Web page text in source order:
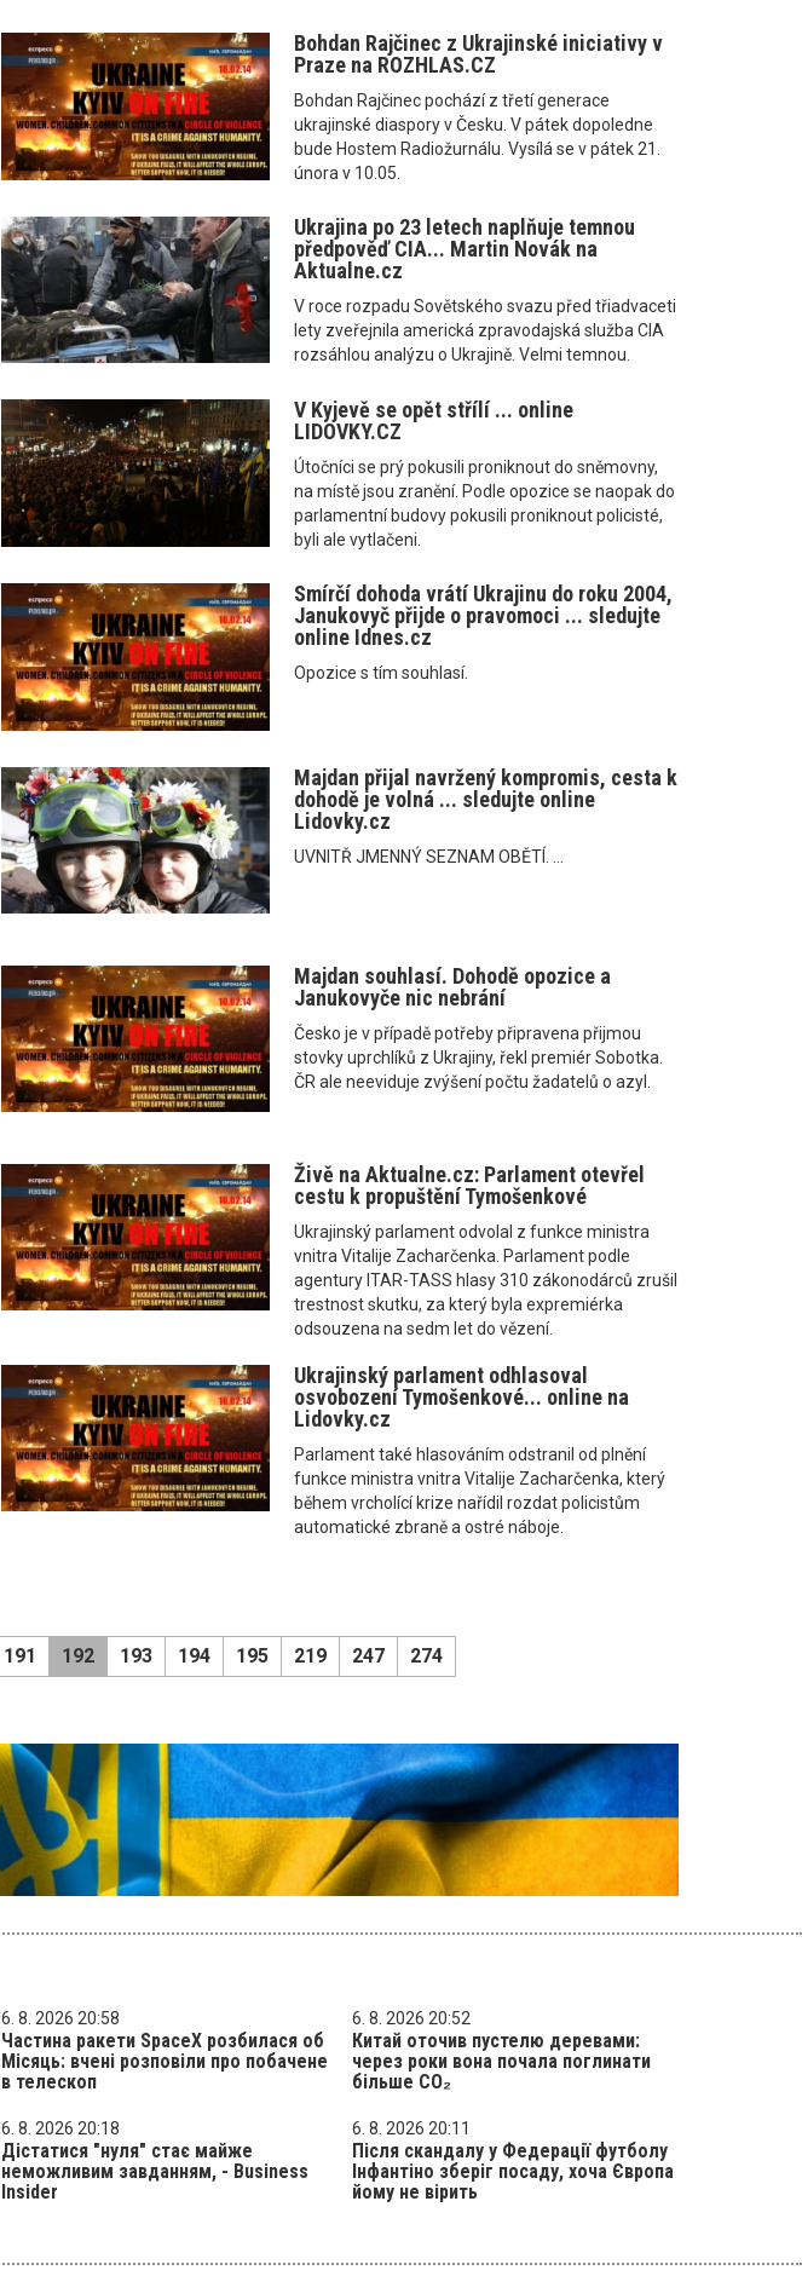
Bohdan Rajčinec z Ukrajinské iniciativy v
Praze na ROZHLAS.CZ
Bohdan Rajčinec pochází z třetí generace
ukrajinské diaspory v Česku. V pátek dopoledne
bude Hostem Radiožurnálu. Vysílá se v pátek 21.
února v 10.05.
Ukrajina po 23 letech naplňuje temnou
předpověď CIA... Martin Novák na
Aktualne.cz
V roce rozpadu Sovětského svazu před třiadvaceti
lety zveřejnila americká zpravodajská služba CIA
rozsáhlou analýzu o Ukrajině. Velmi temnou.
V Kyjevě se opět střílí ... online
LIDOVKY.CZ
Útočníci se prý pokusili proniknout do sněmovny,
na místě jsou zranění. Podle opozice se naopak do
parlamentní budovy pokusili proniknout policisté,
byli ale vytlačeni.
Smírčí dohoda vrátí Ukrajinu do roku 2004,
Janukovyč přijde o pravomoci ... sledujte
online Idnes.cz
Opozice s tím souhlasí.
Majdan přijal navržený kompromis, cesta k
dohodě je volná ... sledujte online
Lidovky.cz
UVNITŘ JMENNÝ SEZNAM OBĚTÍ. ...
Majdan souhlasí. Dohodě opozice a
Janukovyče nic nebrání
Česko je v případě potřeby připravena přijmou
stovky uprchlíků z Ukrajiny, řekl premiér Sobotka.
ČR ale neeviduje zvýšení počtu žadatelů o azyl.
Živě na Aktualne.cz: Parlament otevřel
cestu k propuštění Tymošenkové
Ukrajinský parlament odvolal z funkce ministra
vnitra Vitalije Zacharčenka. Parlament podle
agentury ITAR-TASS hlasy 310 zákonodárců zrušil
trestnost skutku, za který byla expremiérka
odsouzena na sedm let do vězení.
Ukrajinský parlament odhlasoval
osvobození Tymošenkové... online na
Lidovky.cz
Parlament také hlasováním odstranil od plnění
funkce ministra vnitra Vitalije Zacharčenka, který
během vrcholící krize nařídil rozdat policistům
automatické zbraně a ostré náboje.
191 192 193 194 195 219 247 274
6. 8. 2026 20:58
Частина ракети SpaceX розбилася об
Місяць: вчені розповіли про побачене
в телескоп
6. 8. 2026 20:52
Китай оточив пустелю деревами:
через роки вона почала поглинати
більше CO₂
6. 8. 2026 20:18
Дістатися "нуля" стає майже
неможливим завданням, - Business
Insider
6. 8. 2026 20:11
Після скандалу у Федерації футболу
Інфантіно зберіг посаду, хоча Європа
йому не вірить